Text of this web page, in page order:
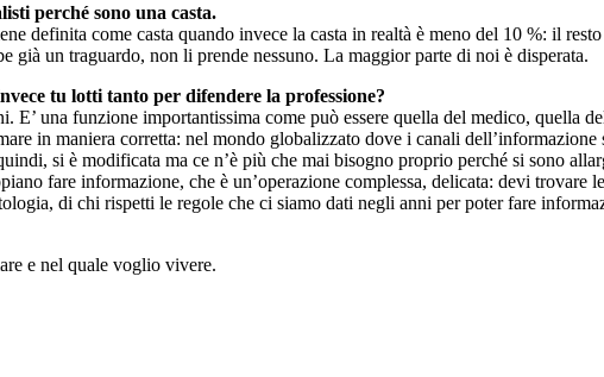
perché sono una casta.
definita come casta quando invece la casta in realtà è meno del 10 %: il
già un traguardo, non li prende nessuno. La maggior parte di noi è disperata.
tu lotti tanto per difendere la professione?
una funzione importantissima come può essere quella del medico, quella
in maniera corretta: nel mondo globalizzato dove i canali
si è modificata ma ce n’è più che mai bisogno proprio perché si sono
fare informazione, che è un’operazione complessa, delicata: devi
di chi rispetti le regole che ci siamo dati negli anni per poter fare
e nel quale voglio vivere.